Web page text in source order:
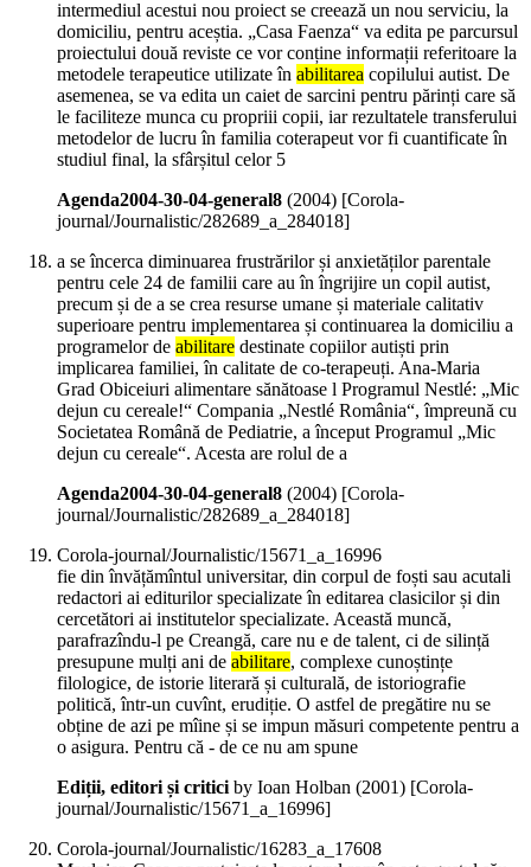
intermediul acestui nou proiect se creează un nou serviciu, la
domiciliu, pentru aceștia. „Casa Faenza“ va edita pe parcursul
proiectului două reviste ce vor conține informații referitoare la
metodele terapeutice utilizate în abilitarea copilului autist. De
asemenea, se va edita un caiet de sarcini pentru părinți care să
le faciliteze munca cu propriii copii, iar rezultatele transferului
metodelor de lucru în familia coterapeut vor fi cuantificate în
studiul final, la sfârșitul celor 5
Agenda2004-30-04-general8 (2004) [Corola-
journal/Journalistic/282689_a_284018]
a se încerca diminuarea frustrărilor și anxietăților parentale
pentru cele 24 de familii care au în îngrijire un copil autist,
precum și de a se crea resurse umane și materiale calitativ
superioare pentru implementarea și continuarea la domiciliu a
programelor de abilitare destinate copiilor autiști prin
implicarea familiei, în calitate de co-terapeuți. Ana-Maria
Grad Obiceiuri alimentare sănătoase l Programul Nestlé: „Mic
dejun cu cereale!“ Compania „Nestlé România“, împreună cu
Societatea Română de Pediatrie, a început Programul „Mic
dejun cu cereale“. Acesta are rolul de a
Agenda2004-30-04-general8 (2004) [Corola-
journal/Journalistic/282689_a_284018]
Corola-journal/Journalistic/15671_a_16996
fie din învățămîntul universitar, din corpul de foști sau acutali
redactori ai editurilor specializate în editarea clasicilor și din
cercetători ai institutelor specializate. Această muncă,
parafrazîndu-l pe Creangă, care nu e de talent, ci de silință
presupune mulți ani de abilitare, complexe cunoștințe
filologice, de istorie literară și culturală, de istoriografie
politică, într-un cuvînt, erudiție. O astfel de pregătire nu se
obține de azi pe mîine și se impun măsuri competente pentru a
o asigura. Pentru că - de ce nu am spune
Ediții, editori și criticiby Ioan Holban (2001) [Corola-
journal/Journalistic/15671_a_16996]
Corola-journal/Journalistic/16283_a_17608